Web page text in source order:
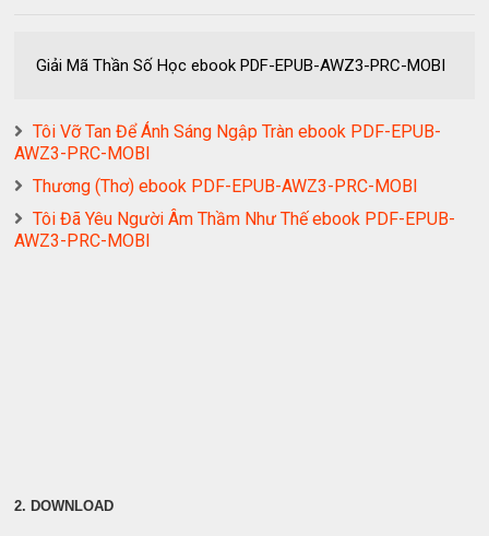
Giải Mã Thần Số Học ebook PDF-EPUB-AWZ3-PRC-MOBI
Tôi Vỡ Tan Để Ánh Sáng Ngập Tràn ebook PDF-EPUB-
AWZ3-PRC-MOBI
Thương (Thơ) ebook PDF-EPUB-AWZ3-PRC-MOBI
Tôi Đã Yêu Người Âm Thầm Như Thế ebook PDF-EPUB-
AWZ3-PRC-MOBI
2. DOWNLOAD